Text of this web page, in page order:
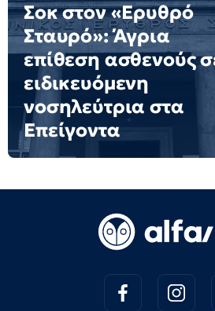
Σοκ στον «Ερυθρό
Σταυρό»: Άγρια
επίθεση ασθενούς
ειδικευόμενη
νοσηλεύτρια στα
Επείγοντα